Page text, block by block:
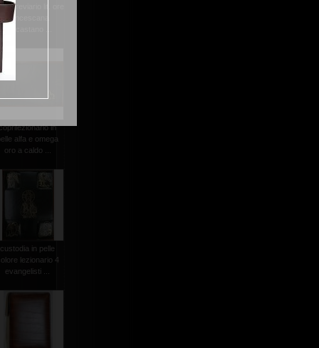
breviario lit. ore
francescana
in
alfa e omega
oro a caldo ...
custodia in pelle
lezionario 4
evangelisti ...